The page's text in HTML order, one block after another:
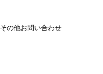
その他お問い合わせ